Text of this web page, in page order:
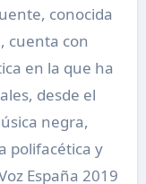
conocida
cuenta con
en la que ha
desde el
negra,
polifacética y
España 2019